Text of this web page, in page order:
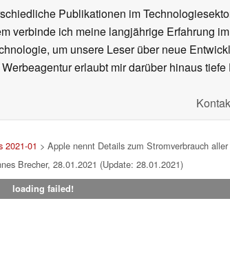
Publikationen im
verbinde ich meine langjährige Erfahrung
um unsere Leser über neue
erlaubt mir darüber hinaus
2021-01 > Apple nennt Details zum Stromverbrauch
Brecher, 28.01.2021 (Update: 28.01.2021)
loading failed!